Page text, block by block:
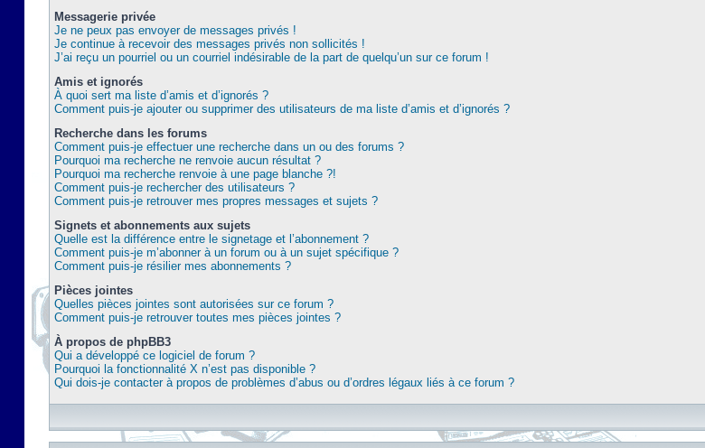
Messagerie privée
Je ne peux pas envoyer de messages privés !
Je continue à recevoir des messages privés non sollicités !
J’ai reçu un pourriel ou un courriel indésirable de la part de quelqu’un sur ce forum !
Amis et ignorés
À quoi sert ma liste d’amis et d’ignorés ?
Comment puis-je ajouter ou supprimer des utilisateurs de ma liste d’amis et d’ignorés ?
Recherche dans les forums
Comment puis-je effectuer une recherche dans un ou des forums ?
Pourquoi ma recherche ne renvoie aucun résultat ?
Pourquoi ma recherche renvoie à une page blanche ?!
Comment puis-je rechercher des utilisateurs ?
Comment puis-je retrouver mes propres messages et sujets ?
Signets et abonnements aux sujets
Quelle est la différence entre le signetage et l’abonnement ?
Comment puis-je m’abonner à un forum ou à un sujet spécifique ?
Comment puis-je résilier mes abonnements ?
Pièces jointes
Quelles pièces jointes sont autorisées sur ce forum ?
Comment puis-je retrouver toutes mes pièces jointes ?
À propos de phpBB3
Qui a développé ce logiciel de forum ?
Pourquoi la fonctionnalité X n’est pas disponible ?
Qui dois-je contacter à propos de problèmes d’abus ou d’ordres légaux liés à ce forum ?